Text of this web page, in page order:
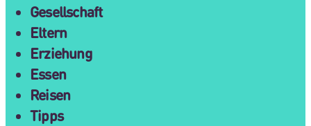
Gesellschaft
Eltern
Erziehung
Essen
Reisen
Tipps